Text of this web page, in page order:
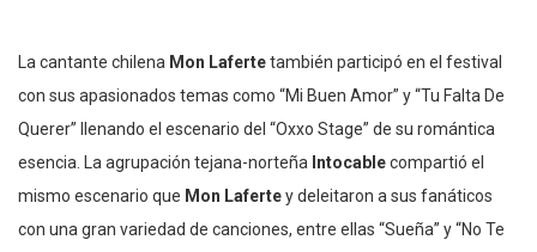
La cantante chilena Mon Lafertetambién participó en el festival
con sus apasionados temas como “Mi Buen Amor” y “Tu Falta De
Querer” llenando el escenario del “Oxxo Stage” de su romántica
esencia. La agrupación tejana-norteña Intocablecompartió el
mismo escenario que Mon Lafertey deleitaron a sus fanáticos
con una gran variedad de canciones, entre ellas “Sueña” y “No Te